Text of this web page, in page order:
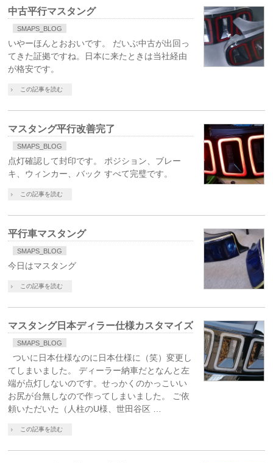
中古平行マスタング
SMAPS_BLOG
いやーほんとおおいです。 だいぶ中古が出回っ
てきた証拠ですね。日本に来たときは当社経由
が格安です。
この記事を読む
マスタング平行改善完了
SMAPS_BLOG
点灯確認して封印です。 ポジション、ブレー
キ、ウィンカー、バック すべて完璧です。
この記事を読む
平行車マスタング
SMAPS_BLOG
今日はマスタング
この記事を読む
マスタング日本ディラー仕様カスタマイズ
SMAPS_BLOG
ついに日本仕様なのに日本仕様に（笑）変更し
てしまいました。 ディーラー納車だとなんと左
端が点灯しないのです。せっかくのかっこいい
お尻が台無しなので作ってしまいました。 ご依
頼いただいた（人柱のU様、世田谷区 …
この記事を読む